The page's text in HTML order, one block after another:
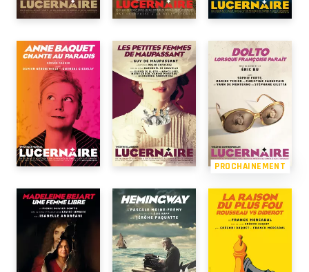
PROCHAINEMENT